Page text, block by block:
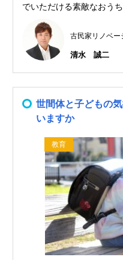
でいただける素敵なおう
古民家リノベー
清水 誠二
世間体と子どもの
いますか
教育